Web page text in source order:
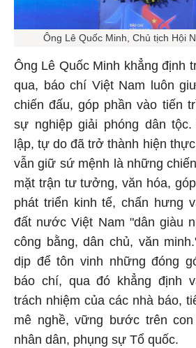
Ông Lê Quốc Minh, Chủ tịch Hội
Ông Lê Quốc Minh khẳng định
qua, báo chí Việt Nam luôn
chiến đấu, góp phần vào tiến
sự nghiệp giải phóng dân
lập, tự do đã trở thành hiện
vẫn giữ sứ mệnh là những
mặt trận tư tưởng, văn hóa,
phát triển kinh tế, chấn hưng
đất nước Việt Nam "dân giàu
công bằng, dân chủ, văn
dịp để tôn vinh những đóng
báo chí, qua đó khẳng định
trách nhiệm của các nhà báo,
mê nghề, vững bước trên
nhân dân, phụng sự Tổ quốc.